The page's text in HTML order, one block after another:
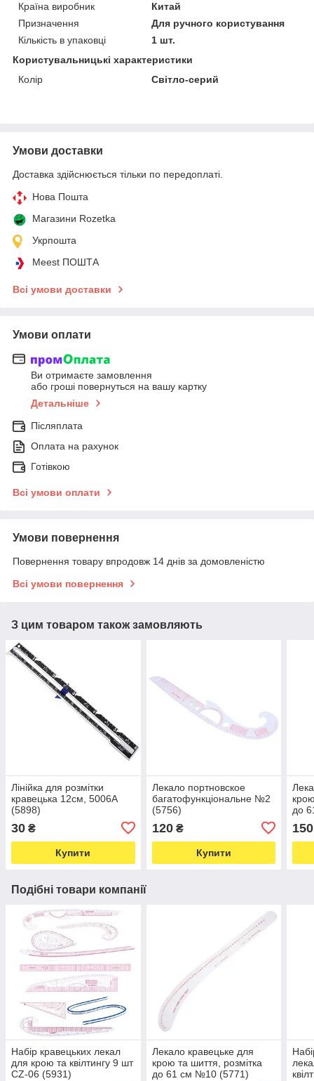
Країна виробник
Китай
Призначення
Для ручного користування
Кількість в упаковці
1 шт.
Користувальницькі характеристики
Колір
Світло-серий
Умови доставки
Доставка здійснюється тільки по передоплаті.
Нова Пошта
Магазини Rozetka
Укрпошта
Meest ПОШТА
Всі умови доставки
Умови оплати
Ви отримаєте замовлення
або гроші повернуться на вашу картку
Детальніше
Післяплата
Оплата на рахунок
Готівкою
Всі умови оплати
Умови повернення
Повернення товару впродовж 14 днів за домовленістю
Всі умови повернення
З цим товаром також замовляють
Лінійка для розмітки
кравецька 12см, 5006А
(5898)
30 ₴
Купити
Лекало портновское
багатофункціональне №2
(5756)
120₴
Купити
до
150
Подібні товари компанії
Набір кравецьких лекал
для крою та квілтингу 9 шт
CZ-06 (5931)
Лекало кравецьке для
крою та шиття, розмітка
до 61 см №10 (5771)